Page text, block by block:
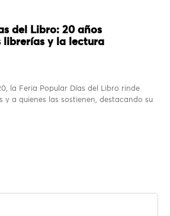
del Libro: 20 años
librerías y la lectura
la Feria Popular Días del Libro rinde
y a quienes las sostienen, destacando su